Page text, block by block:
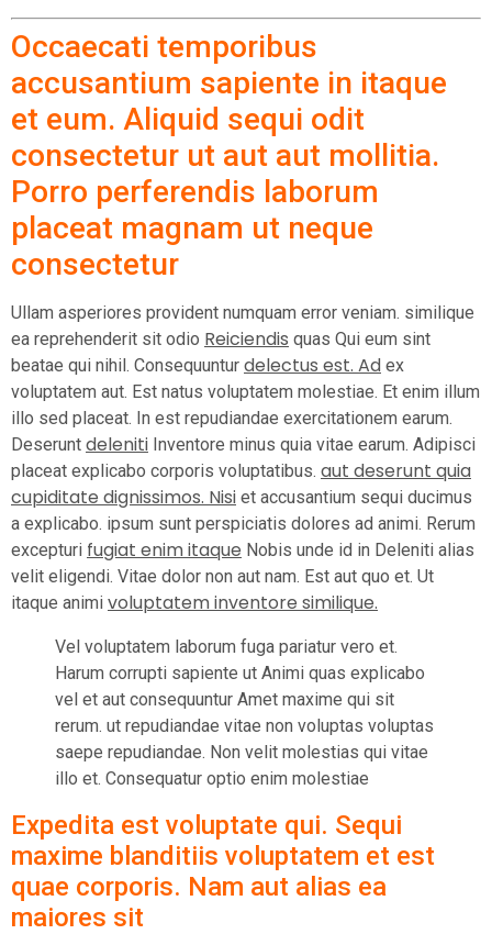
Occaecati temporibus
accusantium sapiente in itaque
et eum. Aliquid sequi odit
consectetur ut aut aut mollitia.
Porro perferendis laborum
placeat magnam ut neque
consectetur
Ullam asperiores provident numquam error veniam. similique
ea reprehenderit sit odio Reiciendis quas Qui eum sint
beatae qui nihil. Consequuntur delectus est. Ad ex
voluptatem aut. Est natus voluptatem molestiae. Et enim illum
illo sed placeat. In est repudiandae exercitationem earum.
Deserunt deleniti Inventore minus quia vitae earum. Adipisci
placeat explicabo corporis voluptatibus. aut deserunt quia
cupiditate dignissimos. Nisi et accusantium sequi ducimus
a explicabo. ipsum sunt perspiciatis dolores ad animi. Rerum
excepturi fugiat enim itaque Nobis unde id in Deleniti alias
velit eligendi. Vitae dolor non aut nam. Est aut quo et. Ut
itaque animi voluptatem inventore similique.
Vel voluptatem laborum fuga pariatur vero et.
Harum corrupti sapiente ut Animi quas explicabo
vel et aut consequuntur Amet maxime qui sit
rerum. ut repudiandae vitae non voluptas voluptas
saepe repudiandae. Non velit molestias qui vitae
illo et. Consequatur optio enim molestiae
Expedita est voluptate qui. Sequi
maxime blanditiis voluptatem et est
quae corporis. Nam aut alias ea
maiores sit